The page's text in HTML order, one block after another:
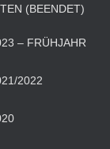
(BEENDET)
– FRÜHJAHR
2022